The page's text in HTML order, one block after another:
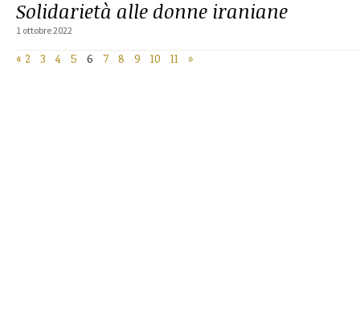
Solidarietà alle donne iraniane
1 ottobre 2022
« 2 3 4 5 6 7 8 9 10 11 »